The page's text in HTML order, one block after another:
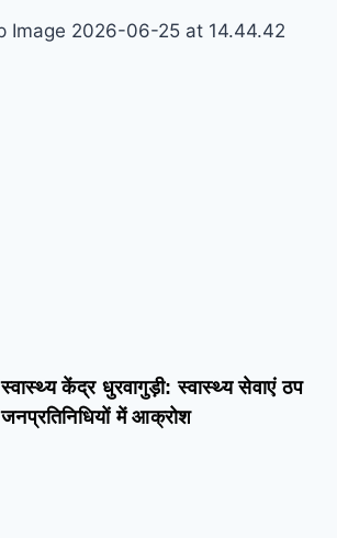
केंद्र धुरवागुड़ी: स्वास्थ्य सेवाएं ठप
में आक्रोश